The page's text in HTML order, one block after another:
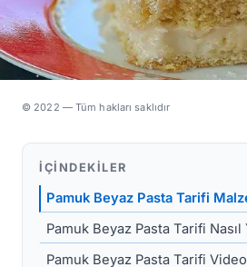
© 2022 — Tüm hakları saklıdır
İÇINDEKILER
Pamuk Beyaz Pasta Tarifi
Pamuk Beyaz Pasta Tarifi Nasıl
Pamuk Beyaz Pasta Tarifi